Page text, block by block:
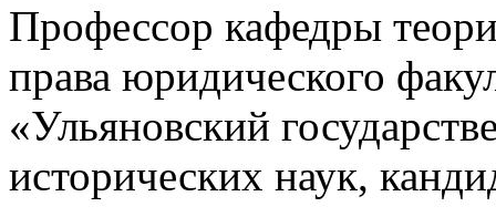
Профессор кафедры
права юридического
«Ульяновский
исторических наук,